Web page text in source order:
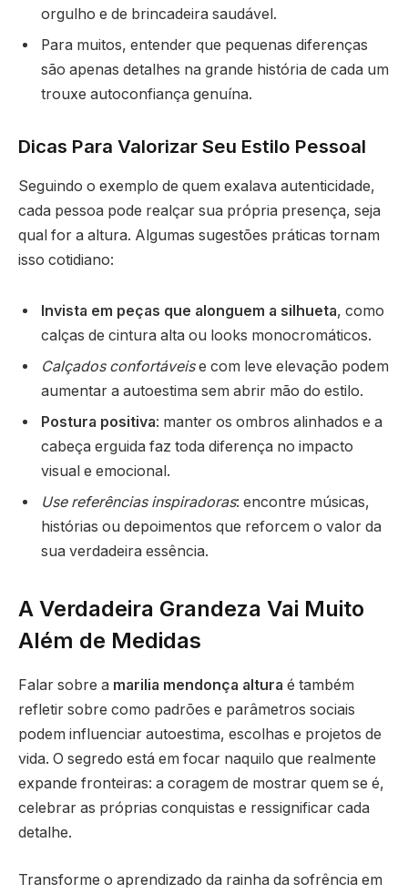
orgulho e de brincadeira saudável.
Para muitos, entender que pequenas diferenças
são apenas detalhes na grande história de cada um
trouxe autoconfiança genuína.
Dicas Para Valorizar Seu Estilo Pessoal
Seguindo o exemplo de quem exalava autenticidade,
cada pessoa pode realçar sua própria presença, seja
qual for a altura. Algumas sugestões práticas tornam
isso cotidiano:
Invista em peças que alonguem a silhueta, como
calças de cintura alta ou looks monocromáticos.
Calçados confortáveise com leve elevação podem
aumentar a autoestima sem abrir mão do estilo.
Postura positiva: manter os ombros alinhados e a
cabeça erguida faz toda diferença no impacto
visual e emocional.
Use referências inspiradoras: encontre músicas,
histórias ou depoimentos que reforcem o valor da
sua verdadeira essência.
A Verdadeira Grandeza Vai Muito
Além de Medidas
Falar sobre a marilia mendonça altura é também
refletir sobre como padrões e parâmetros sociais
podem influenciar autoestima, escolhas e projetos de
vida. O segredo está em focar naquilo que realmente
expande fronteiras: a coragem de mostrar quem se é,
celebrar as próprias conquistas e ressignificar cada
detalhe.
Transforme o aprendizado da rainha da sofrência em